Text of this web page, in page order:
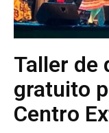
Taller de
gratuito
Centro